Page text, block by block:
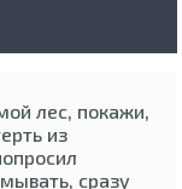
лес, покажи,
из
сразу